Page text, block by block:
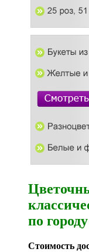
по
Стоимость